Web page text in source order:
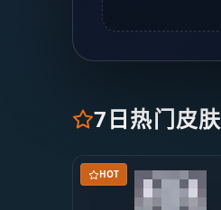
7日热门皮肤
HOT